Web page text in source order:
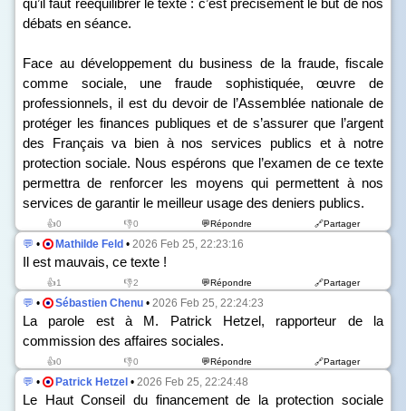
qu’il faut rééquilibrer le texte : c’est précisément le but de nos
débats en séance.
Face au développement du business de la fraude, fiscale
comme sociale, une fraude sophistiquée, œuvre de
professionnels, il est du devoir de l’Assemblée nationale de
protéger les finances publiques et de s’assurer que l’argent
des Français va bien à nos services publics et à notre
protection sociale. Nous espérons que l’examen de ce texte
permettra de renforcer les moyens qui permettent à nos
services de garantir le meilleur usage des deniers publics.
👍0 👎0 💬Répondre 🔗Partager
💬 • Mathilde Feld • 2026 Feb 25, 22:23:16
Il est mauvais, ce texte !
👍1 👎2 💬Répondre 🔗Partager
💬 • Sébastien Chenu • 2026 Feb 25, 22:24:23
La parole est à M. Patrick Hetzel, rapporteur de la
commission des affaires sociales.
👍0 👎0 💬Répondre 🔗Partager
💬 • Patrick Hetzel • 2026 Feb 25, 22:24:48
Le Haut Conseil du financement de la protection sociale